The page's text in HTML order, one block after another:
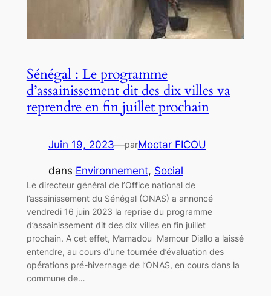
Sénégal : Le programme
d’assainissement dit des dix villes va
reprendre en fin juillet prochain
Juin 19, 2023—parMoctar FICOU
dans Environnement, Social
Le directeur général de l’Office national de
l’assainissement du Sénégal (ONAS) a annoncé
vendredi 16 juin 2023 la reprise du programme
d’assainissement dit des dix villes en fin juillet
prochain. A cet effet, Mamadou Mamour Diallo a laissé
entendre, au cours d’une tournée d’évaluation des
opérations pré-hivernage de l’ONAS, en cours dans la
commune de…